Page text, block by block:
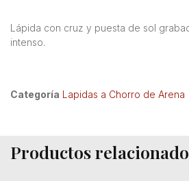
Lápida con cruz y puesta de sol
intenso.
Categoría Lapidas a Chorro de Arena
Productos